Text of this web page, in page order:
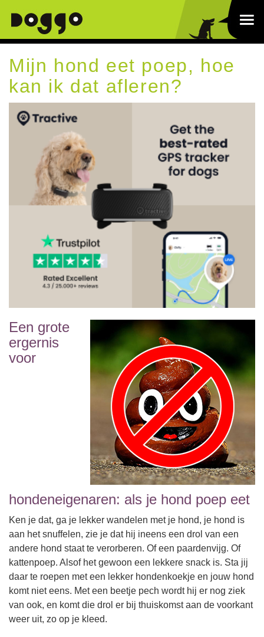
Mijn hond eet poep, hoe
kan ik dat afleren?
Een grote
ergernis
voor
hondeneigenaren: als je hond poep eet
Ken je dat, ga je lekker wandelen met je hond, je hond is
aan het snuffelen, zie je dat hij ineens een drol van een
andere hond staat te verorberen. Of een paardenvijg. Of
kattenpoep. Alsof het gewoon een lekkere snack is. Sta jij
daar te roepen met een lekker hondenkoekje en jouw hond
komt niet eens. Met een beetje pech wordt hij er nog ziek
van ook, en komt die drol er bij thuiskomst aan de voorkant
weer uit, zo op je kleed.